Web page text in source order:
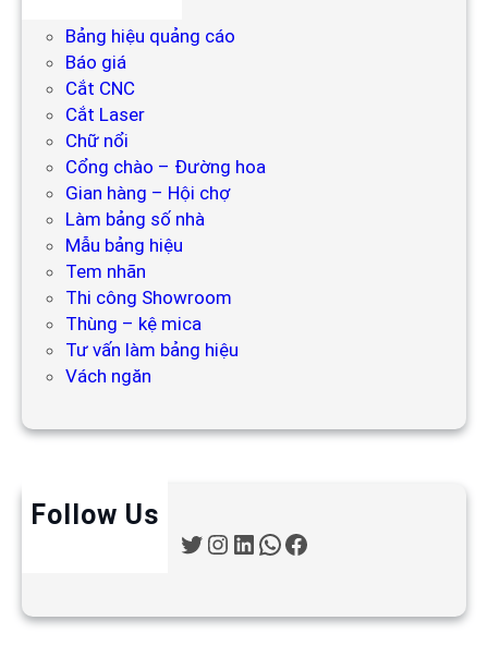
Bảng hiệu quảng cáo
Báo giá
Cắt CNC
Cắt Laser
Chữ nổi
Cổng chào – Đường hoa
Gian hàng – Hội chợ
Làm bảng số nhà
Mẫu bảng hiệu
Tem nhãn
Thi công Showroom
Thùng – kệ mica
Tư vấn làm bảng hiệu
Vách ngăn
Follow Us
T
t
I
t
L
k
W
t
F
e